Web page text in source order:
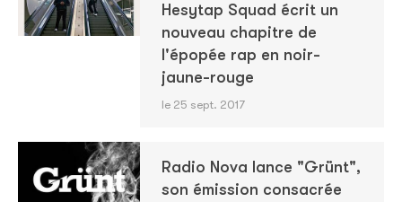
Hesytap Squad écrit un
nouveau chapitre de
l'épopée rap en noir-
jaune-rouge
le 25 sept. 2017
Radio Nova lance "Grünt",
son émission consacrée